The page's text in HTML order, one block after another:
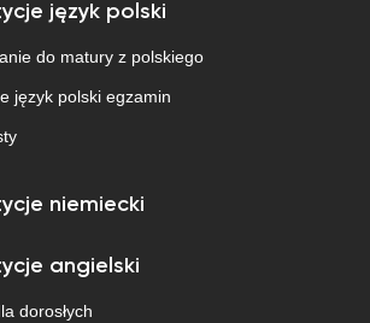
język polski
do matury z polskiego
język polski egzamin
niemiecki
angielski
dorosłych